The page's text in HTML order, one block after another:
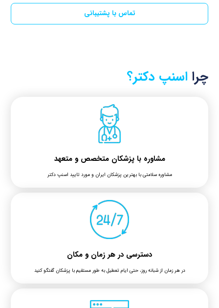
تماس با پشتیبانی
چرا اسنپ دکتر؟
مشاوره با پزشکان متخصص و متعهد
مشاوره سلامتی با بهترین پزشکان ایران و مورد تایید اسنپ دکتر
دسترسی در هر زمان و مکان
در هر زمان از شبانه روز، حتی ایام تعطیل به طور مستقیم با پزشکان گفتگو کنید